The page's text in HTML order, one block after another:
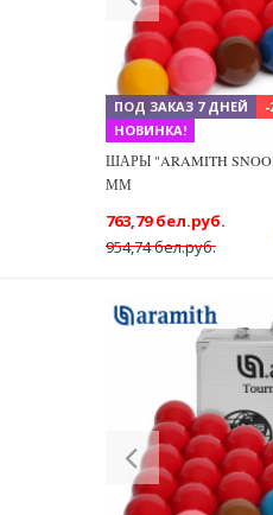
ПОД ЗАКАЗ 7 ДНЕЙ -
НОВИНКА!
ШАРЫ "ARAMITH
ММ
954,74 бел.руб.
763,79 бел.руб.
Previous